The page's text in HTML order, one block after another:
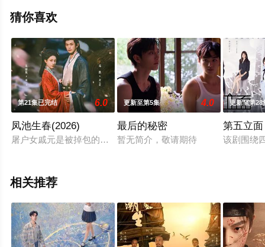
步至豆瓣电视剧、电视猫或剧情网等平台了解。
猜你喜欢
第21集已完结 6.0
凤池生春(2026)
屠户女戚元是被掉包的侯府千金，假千金为自保陷害欺辱戚元
更新至第5集 4.0
最后的秘密
暂无简介，敬请期待
更新至第28
第五立面
该剧围绕
相关推荐